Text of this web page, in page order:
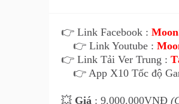
👉 Link Facebook :
👉 Link Youtube :
👉 Link Tải Ver Trung :
👉 App X10 Tốc độ
💥 Giá : 9.000.000VNĐ